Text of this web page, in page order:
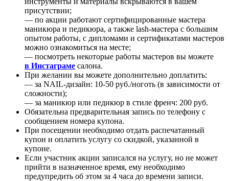
присутствии;
— по акции работают сертифицированные мастера
маникюра и педикюра, а также lash-мастера с большим
опытом работы, с дипломами и сертификатами мастеров
можно ознакомиться на месте;
— посмотреть некоторые работы мастеров вы можете
в Инстаграме салона.
При желании вы можете дополнительно доплатить:
— за NAIL-дизайн: 10-50 руб./ноготь (в зависимости от
сложности);
— за маникюр или педикюр в стиле френч: 200 руб.
Обязательна предварительная запись по телефону с
сообщением номера купона.
При посещении необходимо отдать распечатанный
купон и оплатить услугу со скидкой, указанной в
купоне.
Если участник акции записался на услугу, но не может
прийти в назначенное время, ему необходимо
предупредить об этом за 4 часа до времени записи.